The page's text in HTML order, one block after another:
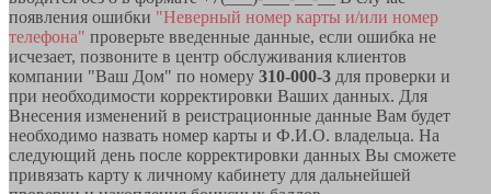
появления ошибки "Неверный номер карты и/или номер
телефона" проверьте введенные данные, если ошибка не
исчезает, позвоните в центр обслуживания клиентов
компании "Ваш Дом" по номеру 310-000-3 для проверки и
при необходимости корректировки Ваших данных. Для
Внесения изменений в реистрационные данные Вам будет
необходимо назвать номер карты и Ф.И.О. владельца. На
следующий день после корректировки данных Вы сможете
привязать карту к личному кабинету для дальнейшей